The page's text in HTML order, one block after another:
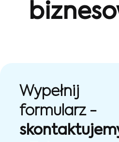
Wypełnij
formularz -